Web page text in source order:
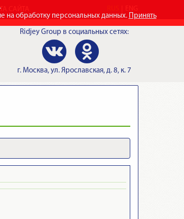
на обработку персональных данных. Принять
САЙТА
Ridjey Group в социальных сетях:
г. Москва, ул. Ярославская, д. 8, к. 7